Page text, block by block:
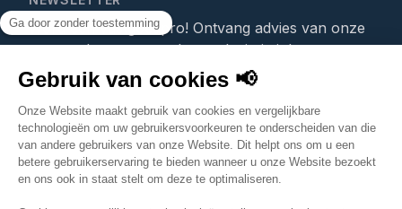
Word een vastgoedpro! Ontvang advies van onze
vastgoedexperten rechtstreeks in je inbox.
Ik schrijf me in!
Door mijn e-mailadres op te geven, ga ik akkoord
informatie van We Invest te ontvangen en verklaar ik